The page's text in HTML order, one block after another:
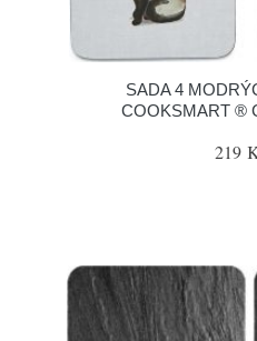
SADA 4
COOKSMART ®
219